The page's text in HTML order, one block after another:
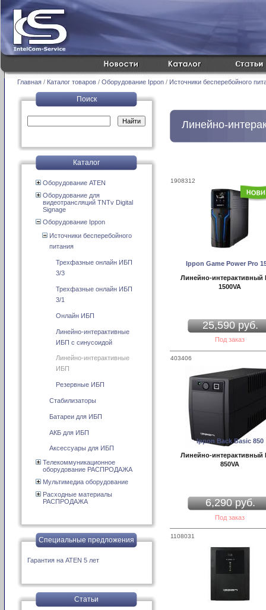
Главная / Каталог товаров / Оборудование Ippon / Источники бесперебойного
Поиск
Каталог
Оборудование ATEN
Оборудование для
видеотрансляций TNTv Digital
Signage
Оборудование Ippon
Источники бесперебойного
питания
Трехфазные онлайн ИБП
3/3
Трехфазные онлайн ИБП
3/1
Онлайн ИБП
Линейно-интерактивные
ИБП с синусоидой
Линейно-интерактивные
ИБП
Резервные ИБП
Стабилизаторы
Батареи для ИБП
АКБ для ИБП
Аксессуары для ИБП
Телекоммуникационное
оборудование РАСПРОДАЖА
Мультимедиа оборудование
Расходные материалы
РАСПРОДАЖА
Специальные предложения
Гарантия на ATEN 5 лет
Статьи
Линейно-
1908312
Ippon Game Power Pro
Линейно-
1500VA
25,590 руб.
Под заказ
403406
Ippon Back Basic 850
Линейно-
850VA
6,290 руб.
Под заказ
1108031